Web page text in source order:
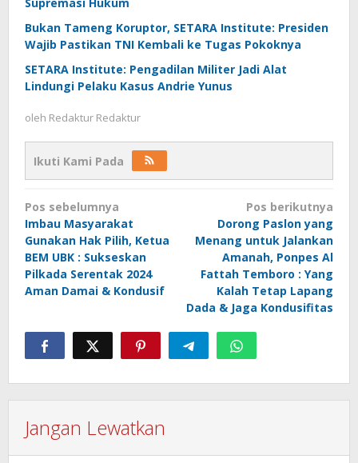
Bukan Tameng Koruptor, SETARA Institute: Presiden
Wajib Pastikan TNI Kembali ke Tugas Pokoknya
SETARA Institute: Pengadilan Militer Jadi Alat
Lindungi Pelaku Kasus Andrie Yunus
oleh Redaktur Redaktur
Ikuti Kami Pada
Navigasi
pos
Pos sebelumnya
Imbau Masyarakat
Gunakan Hak Pilih, Ketua
BEM UBK : Sukseskan
Pilkada Serentak 2024
Aman Damai & Kondusif
Pos berikutnya
Dorong Paslon yang
Menang untuk Jalankan
Amanah, Ponpes Al
Fattah Temboro : Yang
Kalah Tetap Lapang
Dada & Jaga Kondusifitas
Jangan Lewatkan